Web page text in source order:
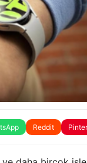
Reddit